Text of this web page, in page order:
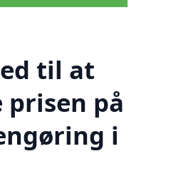
til at
prisen på
i